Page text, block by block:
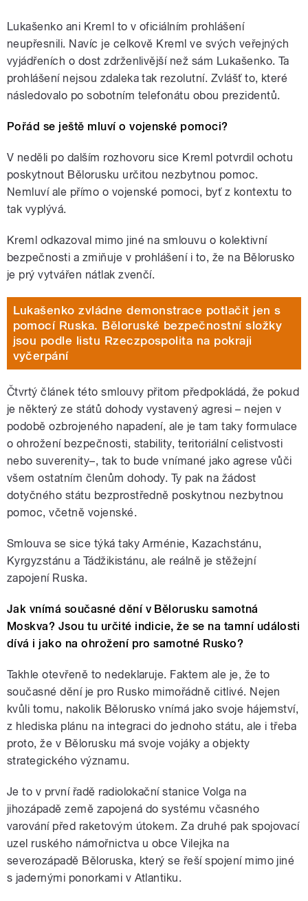
Lukašenko ani Kreml to v oficiálním prohlášení
neupřesnili. Navíc je celkově Kreml ve svých veřejných
vyjádřeních o dost zdrženlivější než sám Lukašenko. Ta
prohlášení nejsou zdaleka tak rezolutní. Zvlášť to, které
následovalo po sobotním telefonátu obou prezidentů.
Pořád se ještě mluví o vojenské pomoci?
V neděli po dalším rozhovoru sice Kreml potvrdil ochotu
poskytnout Bělorusku určitou nezbytnou pomoc.
Nemluví ale přímo o vojenské pomoci, byť z kontextu to
tak vyplývá.
Kreml odkazoval mimo jiné na smlouvu o kolektivní
bezpečnosti a zmiňuje v prohlášení i to, že na Bělorusko
je prý vytvářen nátlak zvenčí.
Lukašenko zvládne demonstrace potlačit jen s
pomocí Ruska. Běloruské bezpečnostní složky
jsou podle listu Rzeczpospolita na pokraji
vyčerpání
Čtvrtý článek této smlouvy přitom předpokládá, že pokud
je některý ze států dohody vystavený agresi – nejen v
podobě ozbrojeného napadení, ale je tam taky formulace
o ohrožení bezpečnosti, stability, teritoriální celistvosti
nebo suverenity–, tak to bude vnímané jako agrese vůči
všem ostatním členům dohody. Ty pak na žádost
dotyčného státu bezprostředně poskytnou nezbytnou
pomoc, včetně vojenské.
Smlouva se sice týká taky Arménie, Kazachstánu,
Kyrgyzstánu a Tádžikistánu, ale reálně je stěžejní
zapojení Ruska.
Jak vnímá současné dění v Bělorusku samotná
Moskva? Jsou tu určité indicie, že se na tamní události
dívá i jako na ohrožení pro samotné Rusko?
Takhle otevřeně to nedeklaruje. Faktem ale je, že to
současné dění je pro Rusko mimořádně citlivé. Nejen
kvůli tomu, nakolik Bělorusko vnímá jako svoje hájemství,
z hlediska plánu na integraci do jednoho státu, ale i třeba
proto, že v Bělorusku má svoje vojáky a objekty
strategického významu.
Je to v první řadě radiolokační stanice Volga na
jihozápadě země zapojená do systému včasného
varování před raketovým útokem. Za druhé pak spojovací
uzel ruského námořnictva u obce Vilejka na
severozápadě Běloruska, který se řeší spojení mimo jiné
s jadernými ponorkami v Atlantiku.